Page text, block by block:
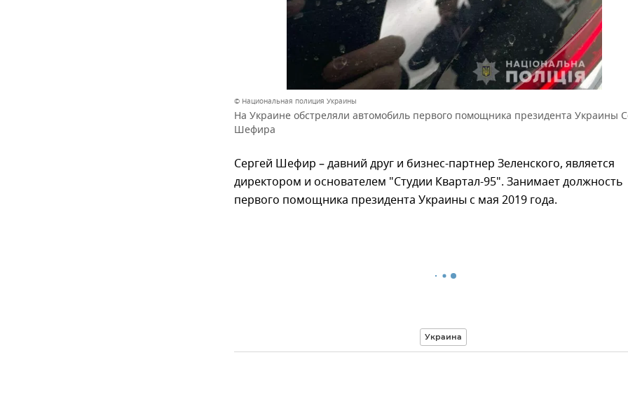
© Национальная полиция Украины
На Украине обстреляли автомобиль первого помощника президента Украины
Шефира
Сергей Шефир – давний друг и бизнес-партнер Зеленского, является
директором и основателем "Студии Квартал-95". Занимает должность
первого помощника президента Украины с мая 2019 года.
Украина